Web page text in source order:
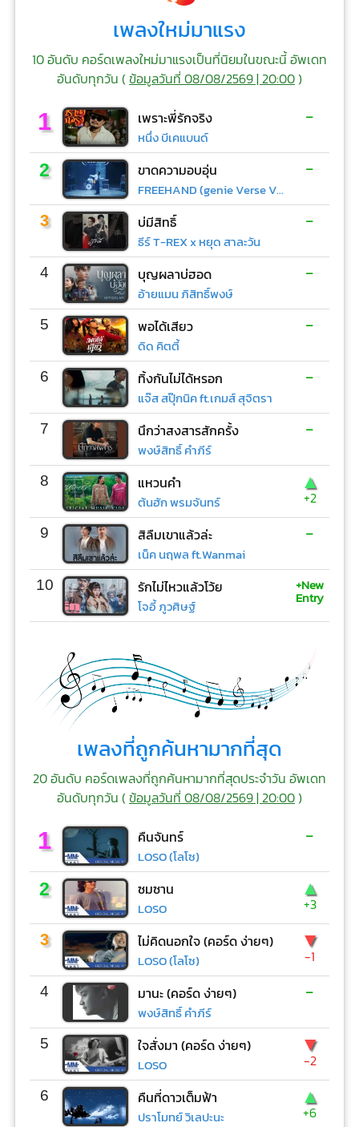
เพลงใหม่มาแรง
10 อันดับ คอร์ดเพลงใหม่มาแรงเป็นที่นิยมในขณะนี้ อัพเดท
อันดับทุกวัน (ข้อมูลวันที่ 08/08/2569 | 20:00)
1 เพราะพี่รักจริง
หนึ่ง บีเคแบนด์
-
2 ขาดความอบอุ่น
FREEHAND (genie Verse Vol.1)
-
3 บ่มีสิทธิ์
ธีร์ T-REX x หยุด สาละวัน
-
4 บุญผลาบ่ฮอด
อ้ายแมน ภิสิทธิ์พงษ์
-
5 พอได้เสียว
ดิด คิตตี้
-
6 ทิ้งกันไม่ได้หรอก
แจ๊ส สปุ๊กนิค ft.เกมส์ สุจิตรา
-
7 นึกว่าสงสารสักครั้ง
พงษ์สิทธิ์ คำภีร์
-
8 แหวนคำ
ต้นฮัก พรมจันทร์
▲
+2
9 สิลืมเขาแล้วล่ะ
เน็ค นฤพล ft.Wanmai
-
10 รักไม่ไหวแล้วโว้ย
โจอี้ ภูวศิษฐ์
+New
Entry
เพลงที่ถูกค้นหามากที่สุด
20 อันดับ คอร์ดเพลงที่ถูกค้นหามากที่สุดประจำวัน อัพเดท
อันดับทุกวัน (ข้อมูลวันที่ 08/08/2569 | 20:00)
1 คืนจันทร์
LOSO (โลโซ)
-
2 ซมซาน
LOSO
▲
+3
3 ไม่คิดนอกใจ (คอร์ด ง่ายๆ)
LOSO (โลโซ)
▼
-1
4 มานะ (คอร์ด ง่ายๆ)
พงษ์สิทธิ์ คำภีร์
-
5 ใจสั่งมา (คอร์ด ง่ายๆ)
LOSO
▼
-2
6 คืนที่ดาวเต็มฟ้า
ปราโมทย์ วิเลปะนะ
▲
+6